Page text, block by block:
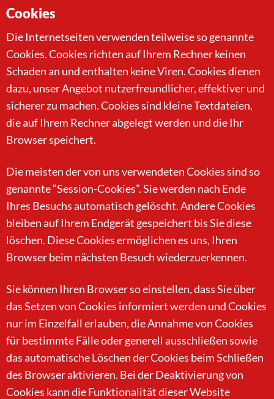
Cookies
Die Internetseiten verwenden teilweise so genannte
Cookies. Cookies richten auf Ihrem Rechner keinen
Schaden an und enthalten keine Viren. Cookies dienen
dazu, unser Angebot nutzerfreundlicher, effektiver und
sicherer zu machen. Cookies sind kleine Textdateien,
die auf Ihrem Rechner abgelegt werden und die Ihr
Browser speichert.
Die meisten der von uns verwendeten Cookies sind so
genannte “Session-Cookies”. Sie werden nach Ende
Ihres Besuchs automatisch gelöscht. Andere Cookies
bleiben auf Ihrem Endgerät gespeichert bis Sie diese
löschen. Diese Cookies ermöglichen es uns, Ihren
Browser beim nächsten Besuch wiederzuerkennen.
Sie können Ihren Browser so einstellen, dass Sie über
das Setzen von Cookies informiert werden und Cookies
nur im Einzelfall erlauben, die Annahme von Cookies
für bestimmte Fälle oder generell ausschließen sowie
das automatische Löschen der Cookies beim Schließen
des Browser aktivieren. Bei der Deaktivierung von
Cookies kann die Funktionalität dieser Website